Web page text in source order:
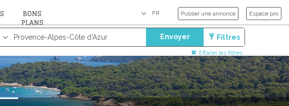
BONS
PLANS
Publier une annonce Espace pro
Envoyer Filtres
Effacer les filtres